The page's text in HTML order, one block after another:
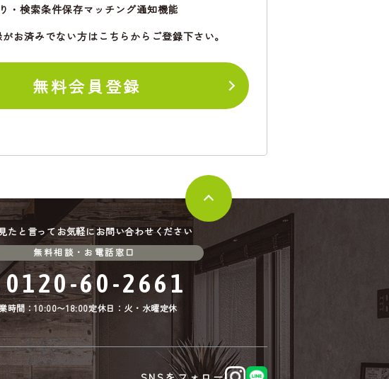
・検索条件保存マッチング通知機能
お済みでない方はこちらからご登録下さい。
無料会員登録
たと言ってお気軽にお問い合わせください
無料相談・お電話窓口
0120-60-2661
時間：10:00〜18:00定休日：火・水曜定休